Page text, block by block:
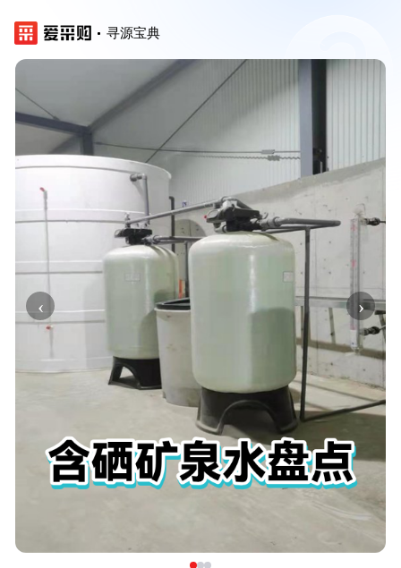
寻源宝典
‹ ›